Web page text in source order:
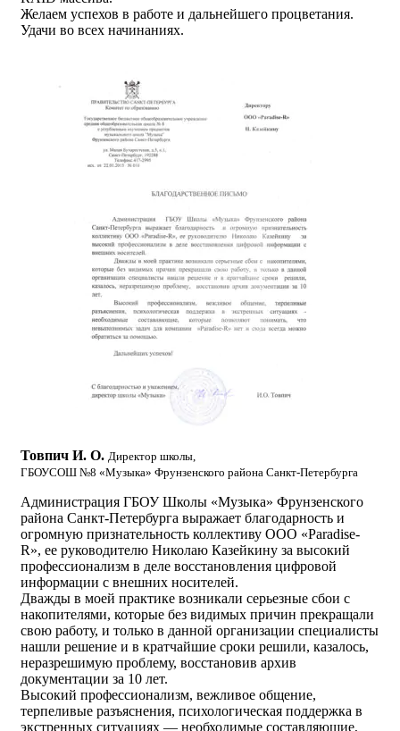
Желаем успехов в работе и дальнейшего процветания.
Удачи во всех начинаниях.
Товпич И. О. Директор школы,
ГБОУСОШ №8 «Музыка» Фрунзенского района Санкт-Петербурга
Администрация ГБОУ Школы «Музыка» Фрунзенского
района Санкт-Петербурга выражает благодарность и
огромную признательность коллективу ООО «Paradise-
R», ее руководителю Николаю Казейкину за высокий
профессионализм в деле восстановления цифровой
информации с внешних носителей.
Дважды в моей практике возникали серьезные сбои с
накопителями, которые без видимых причин прекращали
свою работу, и только в данной организации специалисты
нашли решение и в кратчайшие сроки решили, казалось,
неразрешимую проблему, восстановив архив
документации за 10 лет.
Высокий профессионализм, вежливое общение,
терпеливые разъяснения, психологическая поддержка в
экстренных ситуациях — необходимые составляющие,